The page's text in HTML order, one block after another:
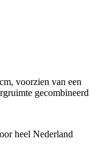
voorzien van een
gecombineerd
heel Nederland